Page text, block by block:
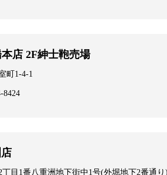
店 2F紳士鞄売場
町1-4-1
8424
目1番八重洲地下街中1号(外堀地下2番通り)